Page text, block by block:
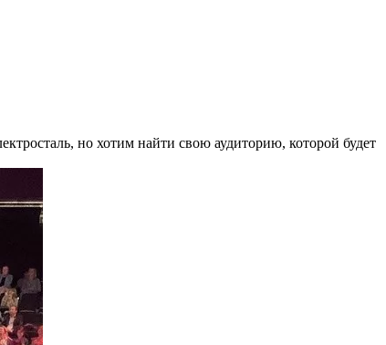
но хотим найти свою аудиторию, которой будет